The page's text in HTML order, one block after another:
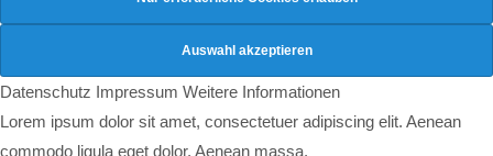
Datenschutz Impressum Weitere Informationen
Lorem ipsum dolor sit amet, consectetuer adipiscing elit. Aenean
commodo ligula eget dolor. Aenean massa.